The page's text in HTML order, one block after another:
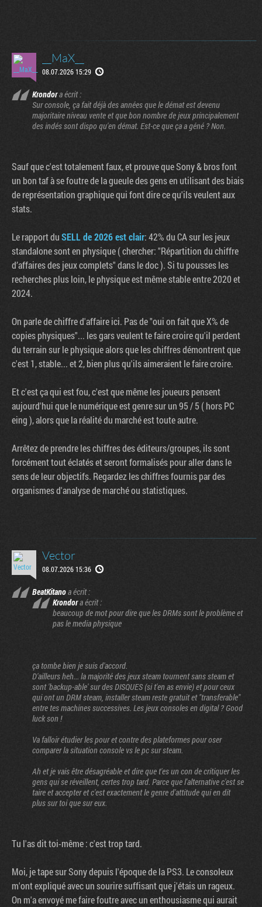
__MaX__
08.07.2026 15:29
Krondora écrit :
Sur console, ça fait déjà des années que le démat est devenu
majoritaire niveau vente et que bon nombre de jeux principalement
des indés sont dispo qu'en démat. Est-ce que ça a géné ? Non.
Sauf que c'est totalement faux, et prouve que Sony & bros font
un bon taf à se foutre de la gueule des gens en utilisant des biais
de représentation graphique qui font dire ce qu'ils veulent aux
stats.
Le rapport duSELL de 2026 est clair: 42% du CA sur les jeux
standalone sont en physique ( chercher: "Répartition du chiffre
d’affaires des jeux complets" dans le doc ). Si tu pousses les
recherches plus loin, le physique est même stable entre 2020 et
2024.
On parle de chiffre d'affaire ici. Pas de "oui on fait que X% de
copies physiques"... les gars veulent te faire croire qu'il perdent
du terrain sur le physique alors que les chiffres démontrent que
c'est 1, stable... et 2, bien plus qu'ils aimeraient le faire croire.
Et c'est ça qui est fou, c'est que même les joueurs pensent
aujourd'hui que le numérique est genre sur un 95 / 5 ( hors PC
eing ), alors que la réalité du marché est toute autre.
Arrêtez de prendre les chiffres des éditeurs/groupes, ils sont
forcément tout éclatés et seront formalisés pour aller dans le
sens de leur objectifs. Regardez les chiffres fournis par des
organismes d'analyse de marché ou statistiques.
Vector
08.07.2026 15:36
BeatKitanoa écrit :
Krondora écrit :
beaucoup de mot pour dire que les DRMs sont le problème et
pas le media physique
ça tombe bien je suis d'accord.
D'ailleurs heh... la majorité des jeux steam tournent sans steam et
sont 'backup-able' sur des DISQUES (si t'en as envie) et pour ceux
qui ont un DRM steam, installer steam reste gratuit et "transferable"
entre tes machines successives. Les jeux consoles en digital ? Good
luck son !
Va falloir étudier les pour et contre des plateformes pour oser
comparer la situation console vs le pc sur steam.
Ah et je vais être désagréable et dire que t'es un con de critiquer les
gens qui se réveillent, certes trop tard. Parce que l'alternative c'est se
taire et accepter et c'est exactement le genre d'attitude qui en dit
plus sur toi que sur eux.
Tu l'as dit toi-même : c'est trop tard.
Moi, je tape sur Sony depuis l'époque de la PS3. Le consoleux
m'ont expliqué avec un sourire suffisant que j'étais un rageux.
On m'a envoyé me faire foutre avec un enthousiasme qui aurait